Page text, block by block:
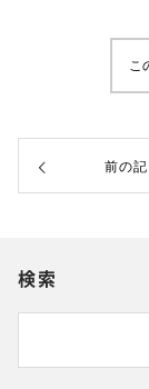
こ
前の
検索